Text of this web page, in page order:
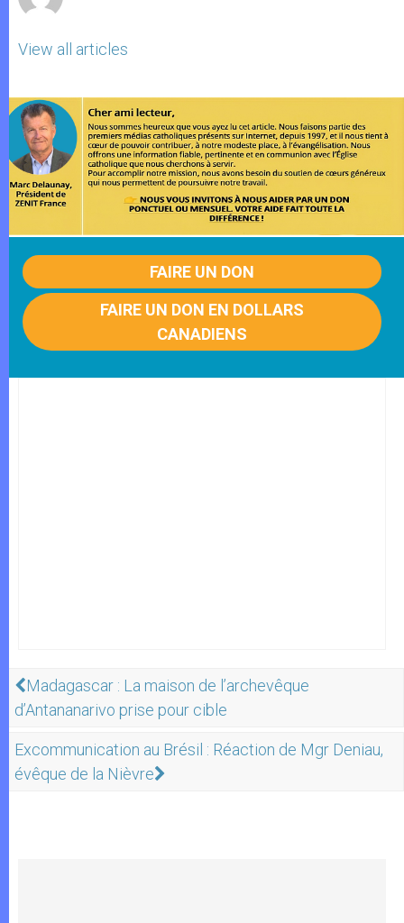
View all articles
FAIRE UN DON
FAIRE UN DON EN DOLLARS
CANADIENS
Madagascar : La maison de l’archevêque
d’Antananarivo prise pour cible
Excommunication au Brésil : Réaction de Mgr Deniau,
évêque de la Nièvre